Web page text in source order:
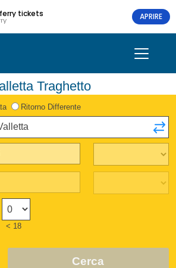
tickets APRIRE
Traghetto
Ritorno Differente
< 18
Cerca